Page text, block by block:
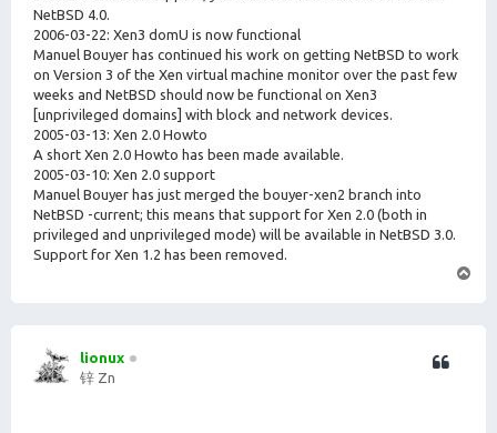
NetBSD 4.0.
2006-03-22: Xen3 domU is now functional
Manuel Bouyer has continued his work on getting NetBSD to work
on Version 3 of the Xen virtual machine monitor over the past few
weeks and NetBSD should now be functional on Xen3
[unprivileged domains] with block and network devices.
2005-03-13: Xen 2.0 Howto
A short Xen 2.0 Howto has been made available.
2005-03-10: Xen 2.0 support
Manuel Bouyer has just merged the bouyer-xen2 branch into
NetBSD -current; this means that support for Xen 2.0 (both in
privileged and unprivileged mode) will be available in NetBSD 3.0.
Support for Xen 1.2 has been removed.
lionux
锌 Zn